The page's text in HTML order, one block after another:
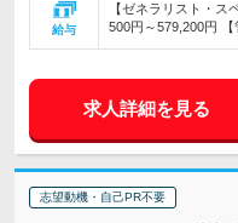
給与
【ゼネラリスト・ス
500円～579,200円
求人詳細を見る
志望動機・自己PR不要